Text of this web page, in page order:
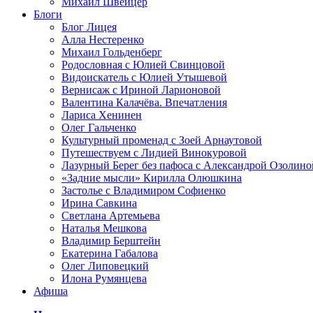
Блоги
Блог Лицея
Алла Нестеренко
Михаил Гольденберг
Родословная с Юлией Свинцовой
Видоискатель с Юлией Утышевой
Вернисаж с Ириной Ларионовой
Валентина Калачёва. Впечатления
Лариса Хенинен
Олег Гальченко
Культурный променад с Зоей Арнаутовой
Путешествуем с Лидией Винокуровой
Лазурный Берег без пафоса с Александрой
«Задние мысли» Кирилла Олюшкина
Застолье с Владимиром Софиенко
Ирина Савкина
Светлана Артемьева
Наталья Мешкова
Владимир Берштейн
Екатерина Габалова
Олег Липовецкий
Илона Румянцева
Афиша